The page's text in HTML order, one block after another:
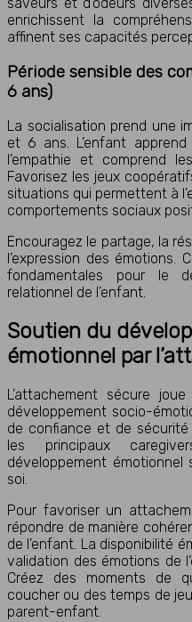
enrichissent la
affinent ses capacités
Période sensible des
6 ans)
La socialisation prend une
et 6 ans. L’enfant
l’empathie et comprend
Favorisez les jeux
situations qui permettent à
comportements sociaux
Encouragez le partage, la
l’expression des émotions.
fondamentales pour le
relationnel de l’enfant.
Soutien du
émotionnel par
L’attachement sécure
développement socio-
de confiance et de
les principaux
développement émotionnel
soi.
Pour favoriser un
répondre de manière
de l’enfant. La disponibilité
validation des émotions de
Créez des moments de
coucher ou des temps de
parent-enfant.